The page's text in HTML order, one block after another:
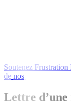
Soutenez Frustration
de nos
Lettre